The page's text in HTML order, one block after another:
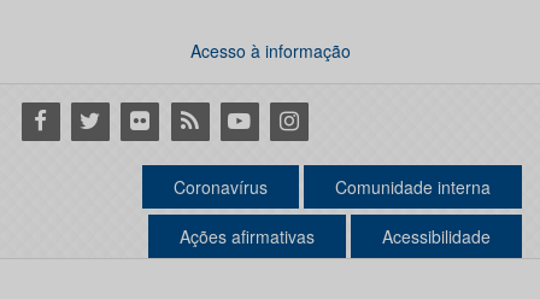
Acesso à informação
Facebook
Twitter Flickr RSS YoutubeInstagram
Coronavírus Comunidade interna
Ações afirmativas Acessibilidade